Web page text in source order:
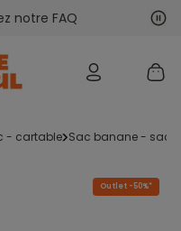
notre FAQ
- cartable sac banane - sac
Outlet -50%*